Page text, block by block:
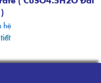
hệ